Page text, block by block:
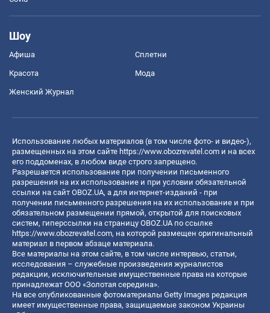
Шоу
Афиша Сплетни
Красота Мода
Женский Журнал
Использование любых материалов (в том числе фото- и видео-),
размещенных на этом сайте https://www.obozrevatel.com и на всех
его поддоменах, в любом виде строго запрещено.
Разрешается использование при получении письменного
разрешения на их использование и при условии обязательной
ссылки на сайт OBOZ.UA, а для интернет-изданий - при
получении письменного разрешения на их использование и при
обязательном размещении прямой, открытой для поисковых
систем, гиперссылки на страницу OBOZ.UA по ссылке
https://www.obozrevatel.com, на которой размещен оригинальный
материал в первом абзаце материала.
Все материалы на этом сайте, в том числе интервью, статьи,
исследования – служебные произведения журналистов
редакции, исключительные имущественные права на которые
принадлежат ООО «Золотая середина».
На все опубликованные фотоматериалы Getty Images редакция
имеет имущественные права, защищаемые законом Украины